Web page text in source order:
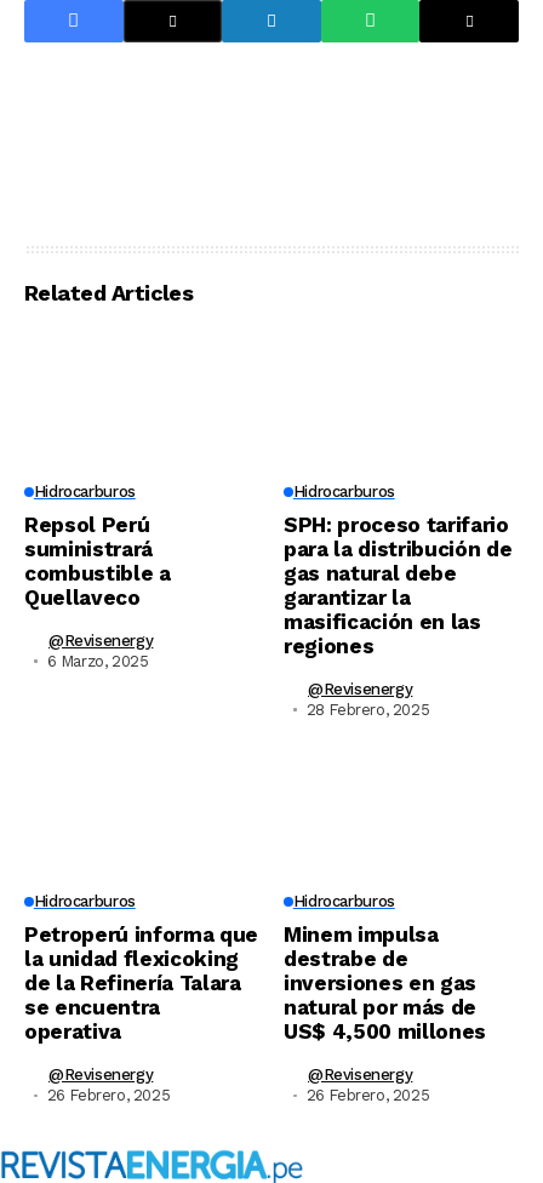
Related Articles
Hidrocarburos
Repsol Perú
suministrará
combustible a
Quellaveco
@revisenergy
6 Marzo, 2025
Hidrocarburos
SPH: proceso tarifario
para la distribución de
gas natural debe
garantizar la
masificación en las
regiones
@revisenergy
28 Febrero, 2025
Hidrocarburos
Petroperú informa que
la unidad flexicoking
de la Refinería Talara
se encuentra
operativa
@revisenergy
26 Febrero, 2025
Hidrocarburos
Minem impulsa
destrabe de
inversiones en gas
natural por más de
US$ 4,500 millones
@revisenergy
26 Febrero, 2025